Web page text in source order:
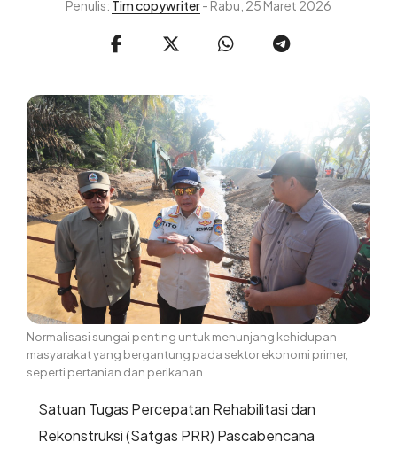
Penulis: Tim copywriter- Rabu, 25 Maret 2026
Normalisasi sungai penting untuk menunjang kehidupan
masyarakat yang bergantung pada sektor ekonomi primer,
seperti pertanian dan perikanan.
Satuan Tugas Percepatan Rehabilitasi dan
Rekonstruksi (Satgas PRR) Pascabencana